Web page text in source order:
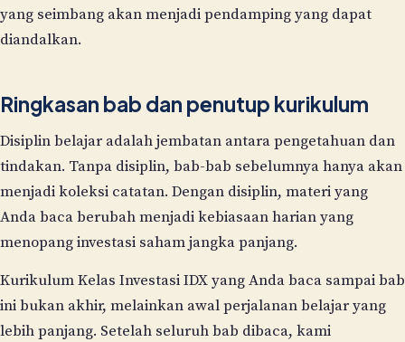
yang seimbang akan menjadi pendamping yang dapat
diandalkan.
Ringkasan bab dan penutup kurikulum
Disiplin belajar adalah jembatan antara pengetahuan dan
tindakan. Tanpa disiplin, bab-bab sebelumnya hanya akan
menjadi koleksi catatan. Dengan disiplin, materi yang
Anda baca berubah menjadi kebiasaan harian yang
menopang investasi saham jangka panjang.
Kurikulum Kelas Investasi IDX yang Anda baca sampai bab
ini bukan akhir, melainkan awal perjalanan belajar yang
lebih panjang. Setelah seluruh bab dibaca, kami